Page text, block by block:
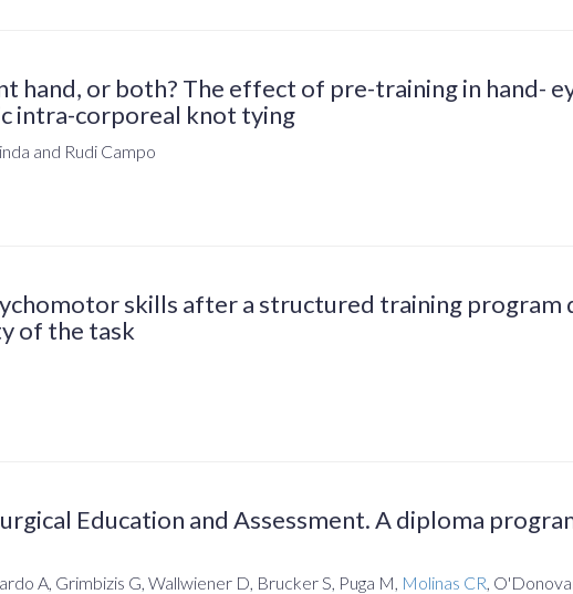
hand, or both? The effect of pre-training in hand-
intra-corporeal knot tying
and Rudi Campo
skills after a structured training program
of the task
Education and Assessment. A diploma
A, Grimbizis G, Wallwiener D, Brucker S, Puga M, Molinas CR,